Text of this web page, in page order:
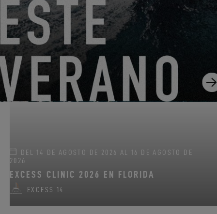
DEL 22 DE JUNIO DE 2026 AL 31 DE AGOSTO DE 2026
¡GO SAILING CON EXCESS ESTE VERANO!
EXCESS 13 -EXCESS 14
DEL 14 DE AGOSTO DE 2026 AL 16 DE AGOSTO DE
2026
EXCESS CLINIC 2026 EN FLORIDA
EXCESS 14